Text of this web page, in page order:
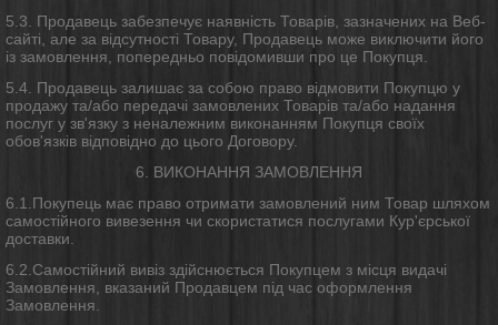
5.3. Продавець забезпечує наявність Товарів, зазначених на Веб-
сайті, але за відсутності Товару, Продавець може виключити його
із замовлення, попередньо повідомивши про це Покупця.
5.4. Продавець залишає за собою право відмовити Покупцю у
продажу та/або передачі замовлених Товарів та/або надання
послуг у зв'язку з неналежним виконанням Покупця своїх
обов'язків відповідно до цього Договору.
6. ВИКОНАННЯ ЗАМОВЛЕННЯ
6.1.Покупець має право отримати замовлений ним Товар шляхом
самостійного вивезення чи скористатися послугами Кур'єрської
доставки.
6.2.Самостійний вивіз здійснюється Покупцем з місця видачі
Замовлення, вказаний Продавцем під час оформлення
Замовлення.